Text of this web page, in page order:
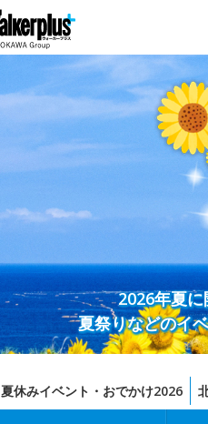
2026年夏
夏祭りなどのイ
夏休みイベント・おでかけ2026